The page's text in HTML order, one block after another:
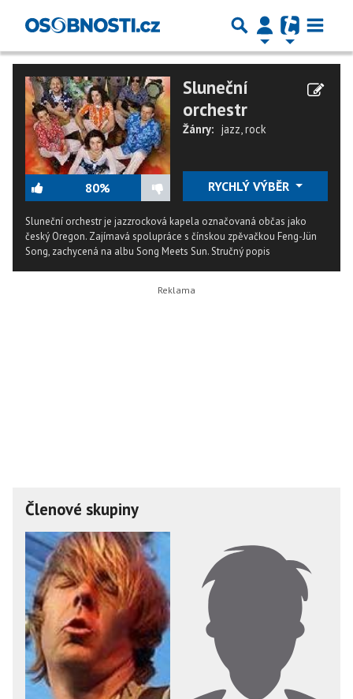
80%
Sluneční
orchestr
Žánry: jazz,rock
RYCHLÝ VÝBĚR
Sluneční orchestr je jazzrocková kapela označovaná občas jako
český Oregon. Zajímavá spolupráce s čínskou zpěvačkou Feng-Jün
Song, zachycená na albu Song Meets Sun.Stručný popis
Členové skupiny